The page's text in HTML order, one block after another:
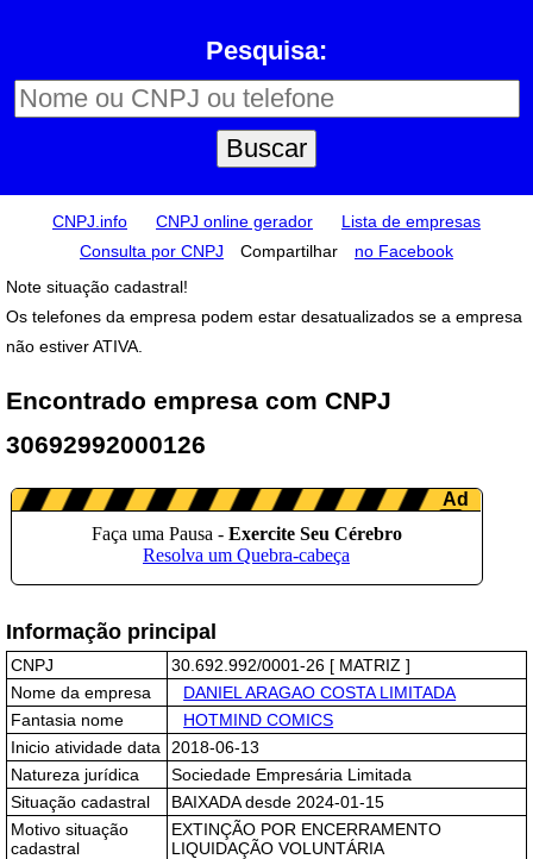
Pesquisa:
CNPJ.info CNPJ online gerador
Lista de empresas
Consulta por CNPJ
Compartilhar
no Facebook
Note situação cadastral!
Os telefones da empresa podem estar desatualizados se a empresa
não estiver ATIVA.
Encontrado empresa com CNPJ
30692992000126
Informação principal
CNPJ
30.692.992/0001-26 [ MATRIZ ]
Nome da empresa
DANIEL ARAGAO COSTA LIMITADA
Fantasia nome
HOTMIND COMICS
Inicio atividade data
2018-06-13
Natureza jurídica
Sociedade Empresária Limitada
Situação cadastral
BAIXADA desde 2024-01-15
Motivo situação
cadastral
EXTINÇÃO POR ENCERRAMENTO
LIQUIDAÇÃO VOLUNTÁRIA